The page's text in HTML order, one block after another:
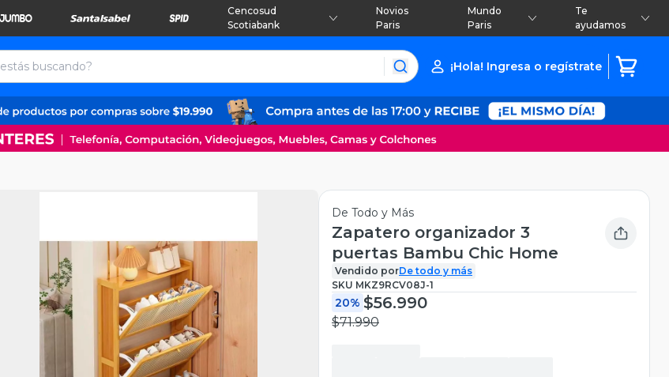
Cencosud
Scotiabank
Novios
Paris
Mundo
Paris
Te
ayudamos
¡Hola! Ingresa o regístrate
De Todo y Más
Zapatero organizador 3
puertas Bambu Chic Home
Vendido porDe todo y más
SKU MKZ9RCV08J-1
20% $56.990
$71.990